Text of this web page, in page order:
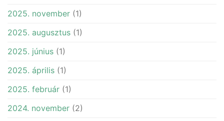
2025. november (1)
2025. augusztus (1)
2025. június (1)
2025. április (1)
2025. február (1)
2024. november (2)